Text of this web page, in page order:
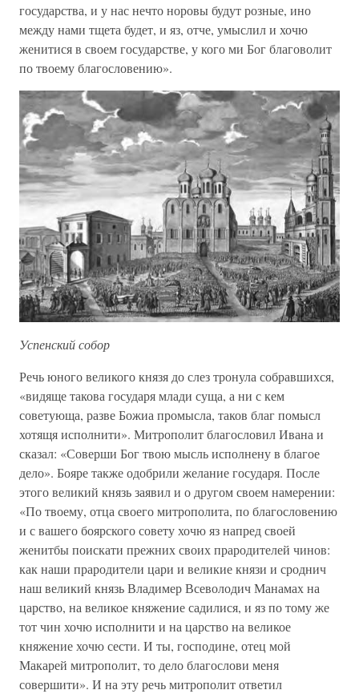
государства, и у нас нечто норовы будут розные, ино
между нами тщета будет, и яз, отче, умыслил и хочю
женитися в своем государстве, у кого ми Бог благоволит
по твоему благословению».
Успенский собор
Речь юного великого князя до слез тронула собравшихся,
«видяще такова государя млади суща, а ни с кем
советующа, разве Божиа промысла, таков благ помысл
хотящя исполнити». Митрополит благословил Ивана и
сказал: «Соверши Бог твою мысль исполнену в благое
дело». Бояре также одобрили желание государя. После
этого великий князь заявил и о другом своем намерении:
«По твоему, отца своего митрополита, по благословению
и с вашего боярского совету хочю яз напред своей
женитбы поискати прежних своих прародителей чинов:
как наши прародители цари и великие князи и сроднич
наш великий князь Владимер Всеволодич Манамах на
царство, на великое княжение садилися, и яз по тому же
тот чин хочю исполнити и на царство на великое
княжение хочю сести. И ты, господине, отец мой
Макарей митрополит, то дело благослови меня
совершити». И на эту речь митрополит ответил